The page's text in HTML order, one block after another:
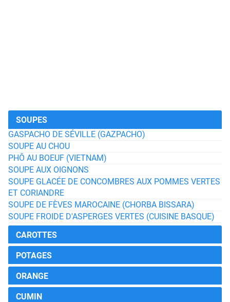
SOUPES
GASPACHO DE SÉVILLE (GAZPACHO)
SOUPE AU CHOU
PHÔ AU BOEUF (VIETNAM)
SOUPE AUX OIGNONS
SOUPE GLACÉE DE CONCOMBRES AUX POMMES VERTES
ET CORIANDRE
SOUPE DE FÈVES MAROCAINE (CHORBA BISSARA)
SOUPE FROIDE D'ASPERGES VERTES (CUISINE BASQUE)
CAROTTES
POTAGES
ORANGE
CUMIN